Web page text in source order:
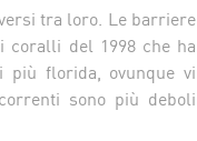
tra loro. Le barriere
coralli del 1998 che ha
florida, ovunque vi
sono più deboli